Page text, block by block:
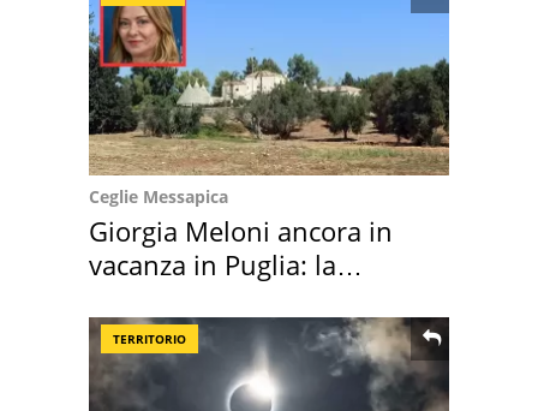
Ceglie Messapica
Giorgia Meloni ancora in
vacanza in Puglia: la
TERRITORIO